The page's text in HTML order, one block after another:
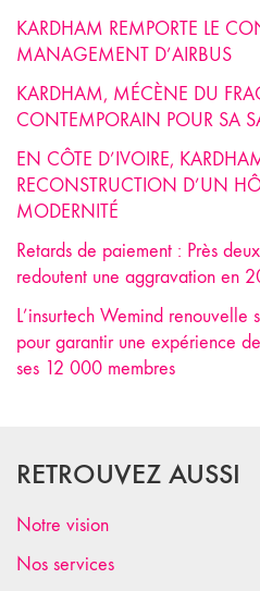
KARDHAM REMPORTE LE
MANAGEMENT D’AIRBUS
KARDHAM, MÉCÈNE DU
CONTEMPORAIN POUR SA
EN CÔTE D’IVOIRE,
RECONSTRUCTION D’UN
MODERNITÉ
Retards de paiement : Près
redoutent une aggravation en
L’insurtech Wemind
pour garantir une expérience
ses 12 000 membres
RETROUVEZ AUSSI
Notre vision
Nos services